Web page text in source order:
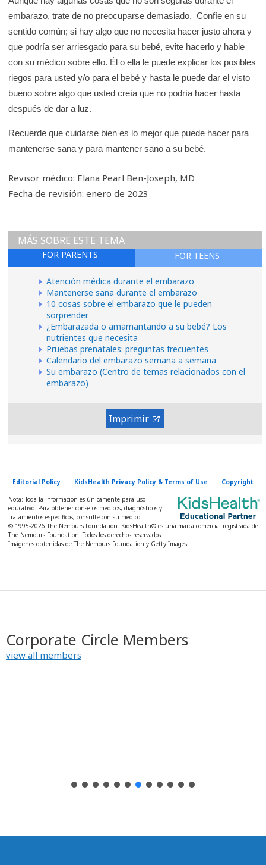
embarazo, trate de no preocuparse demasiado. Confíe en su
sentido común; si hay algo que no necesita hacer justo ahora y
que podría ser arriesgado para su bebé, evite hacerlo y hable
con su médico sobre ello. Él o ella le puede explicar los posibles
riegos para usted y/o para el bebé y hasta le puede dar el visto
bueno sobre algo que usted creía que no podría hacer hasta
después de dar a luz.
Recuerde que cuidarse bien es lo mejor que puede hacer para
mantenerse sana y para mantener sano a su bebé.
Revisor médico: Elana Pearl Ben-Joseph, MD
Fecha de revisión: enero de 2023
FOR TEENS
FOR PARENTS
MÁS SOBRE ESTE TEMA
Atención médica durante el embarazo
Mantenerse sana durante el embarazo
10 cosas sobre el embarazo que le pueden
sorprender
¿Embarazada o amamantando a su bebé? Los
nutrientes que necesita
Pruebas prenatales: preguntas frecuentes
Calendario del embarazo semana a semana
Su embarazo (Centro de temas relacionados con el
embarazo)
Imprimir
Editorial Policy KidsHealth Privacy Policy & Terms of Use Copyright
Nota: Toda la información es únicamente para uso
educativo. Para obtener consejos médicos, diagnósticos y
tratamientos específicos, consulte con su médico.
© 1995-2026 The Nemours Foundation. KidsHealth® es una marca comercial registrada de
The Nemours Foundation. Todos los derechos reservados.
Imágenes obtenidas de The Nemours Foundation y Getty Images.
Corporate Circle Members
view all members